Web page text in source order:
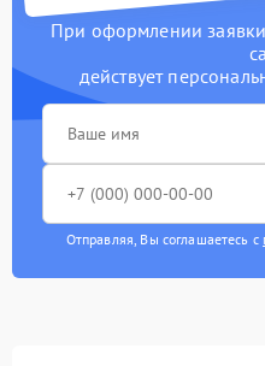
При оформлении
действует
Отправляя, Вы соглашаетесь с